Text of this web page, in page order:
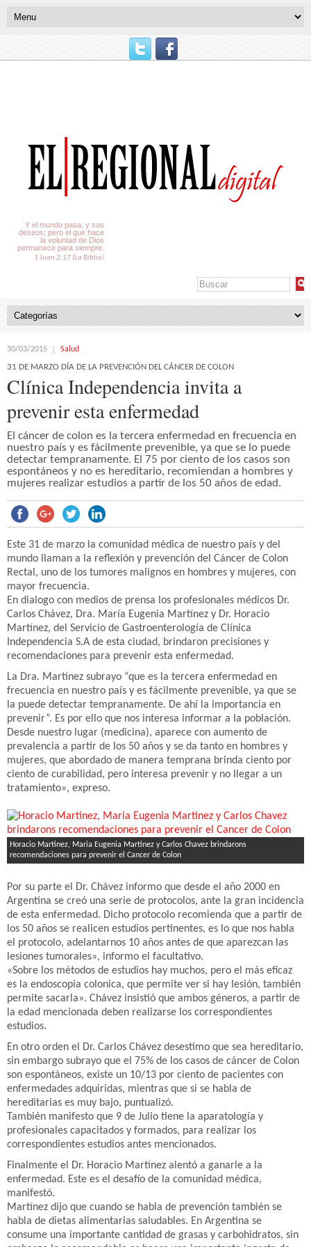
Y el mundo pasa, y sus
deseos; pero el que hace
la voluntad de Dios
permanece para siempre.
1 Juan 2:17 (La Biblia)
30/03/2015 Salud
31 DE MARZO DÍA DE LA PREVENCIÓN DEL CÁNCER DE COLON
Clínica Independencia invita a
prevenir esta enfermedad
El cáncer de colon es la tercera enfermedad en frecuencia en
nuestro país y es fácilmente prevenible, ya que se lo puede
detectar tempranamente. El 75 por ciento de los casos son
espontáneos y no es hereditario, recomiendan a hombres y
mujeres realizar estudios a partir de los 50 años de edad.
Este 31 de marzo la comunidad médica de nuestro país y del
mundo llaman a la reflexión y prevención del Cáncer de Colon
Rectal, uno de los tumores malignos en hombres y mujeres, con
mayor frecuencia.
En dialogo con medios de prensa los profesionales médicos Dr.
Carlos Chávez, Dra. María Eugenia Martínez y Dr. Horacio
Martínez, del Servicio de Gastroenterología de Clínica
Independencia S.A de esta ciudad, brindaron precisiones y
recomendaciones para prevenir esta enfermedad.
La Dra. Martínez subrayo “que es la tercera enfermedad en
frecuencia en nuestro país y es fácilmente prevenible, ya que se
la puede detectar tempranamente. De ahí la importancia en
prevenir”. Es por ello que nos interesa informar a la población.
Desde nuestro lugar (medicina), aparece con aumento de
prevalencia a partir de los 50 años y se da tanto en hombres y
mujeres, que abordado de manera temprana brinda ciento por
ciento de curabilidad, pero interesa prevenir y no llegar a un
tratamiento», expreso.
Horacio Martinez, Maria Eugenia Martinez y Carlos Chavez brindarons
recomendaciones para prevenir el Cancer de Colon
Por su parte el Dr. Chávez informo que desde el año 2000 en
Argentina se creó una serie de protocolos, ante la gran incidencia
de esta enfermedad. Dicho protocolo recomienda que a partir de
los 50 años se realicen estudios pertinentes, es lo que nos habla
el protocolo, adelantarnos 10 años antes de que aparezcan las
lesiones tumorales», informo el facultativo.
«Sobre los métodos de estudios hay muchos, pero el más eficaz
es la endoscopia colonica, que permite ver si hay lesión, también
permite sacarla». Chávez insistió que ambos géneros, a partir de
la edad mencionada deben realizarse los correspondientes
estudios.
En otro orden el Dr. Carlos Chávez desestimo que sea hereditario,
sin embargo subrayo que el 75% de los casos de cáncer de Colon
son espontáneos, existe un 10/13 por ciento de pacientes con
enfermedades adquiridas, mientras que si se habla de
hereditarias es muy bajo, puntualizó.
También manifesto que 9 de Julio tiene la aparatología y
profesionales capacitados y formados, para realizar los
correspondientes estudios antes mencionados.
Finalmente el Dr. Horacio Martínez alentó a ganarle a la
enfermedad. Este es el desafío de la comunidad médica,
manifestó.
Martínez dijo que cuando se habla de prevención también se
habla de dietas alimentarias saludables. En Argentina se
consume una importante cantidad de grasas y carbohidratos, sin